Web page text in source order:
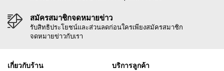
สมัครสมาชิกจดหมายข่าว
รับสิทธิประโยชน์และส่วนลดก่อนใครเพียงสมัครสมาชิก
จดหมายข่าวกับเรา
เกี่ยวกับร้าน บริการลูกค้า